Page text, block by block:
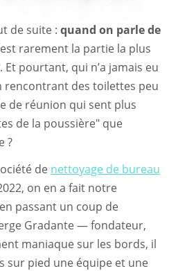
de suite : quand on parle de
rarement la partie la plus
pourtant, qui n’a jamais eu
rencontrant des toilettes peu
de réunion qui sent plus
de la poussière" que
?
de nettoyage de bureau
on en a fait notre
passant un coup de
Gradante — fondateur,
maniaque sur les bords, il
sur pied une équipe et une